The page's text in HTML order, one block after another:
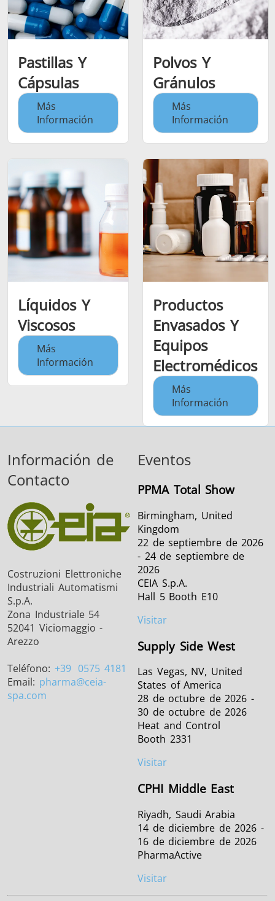
Pastillas Y
Cápsulas
Más
Información
Polvos Y
Gránulos
Más
Información
Líquidos Y
Viscosos
Más
Información
Productos
Envasados Y
Equipos
Electromédicos
Más
Información
Información de
Contacto
Costruzioni Elettroniche
Industriali Automatismi
S.p.A.
Zona Industriale 54
52041 Viciomaggio -
Arezzo
Teléfono: +39 0575 4181
Email: pharma@ceia-
spa.com
Eventos
PPMA Total Show
Birmingham, United
Kingdom
22 de septiembre de 2026
- 24 de septiembre de
2026
CEIA S.p.A.
Hall 5 Booth E10
Visitar
Supply Side West
Las Vegas, NV, United
States of America
28 de octubre de 2026 -
30 de octubre de 2026
Heat and Control
Booth 2331
Visitar
CPHI Middle East
Riyadh, Saudi Arabia
14 de diciembre de 2026 -
16 de diciembre de 2026
PharmaActive
Visitar